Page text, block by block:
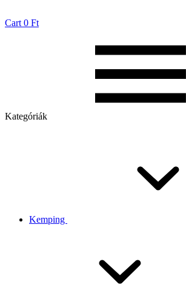
Cart 0 Ft
Kategóriák
Kemping